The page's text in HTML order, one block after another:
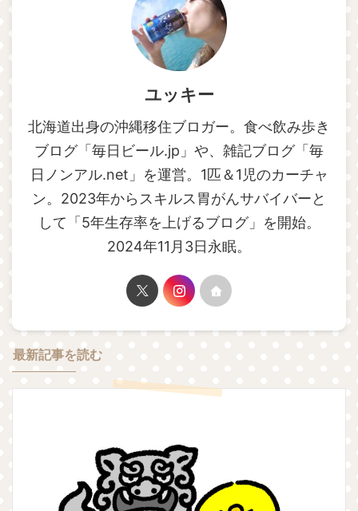
ユッキー
北海道出身の沖縄移住ブロガー。食べ飲み歩き
ブログ「毎日ビール.jp」や、雑記ブログ「毎
日ノンアル.net」を運営。1匹＆1児のカーチャ
ン。2023年からスキルス胃がんサバイバーと
して「5年生存率を上げるブログ」を開始。
2024年11月3日永眠。
最新記事を読む